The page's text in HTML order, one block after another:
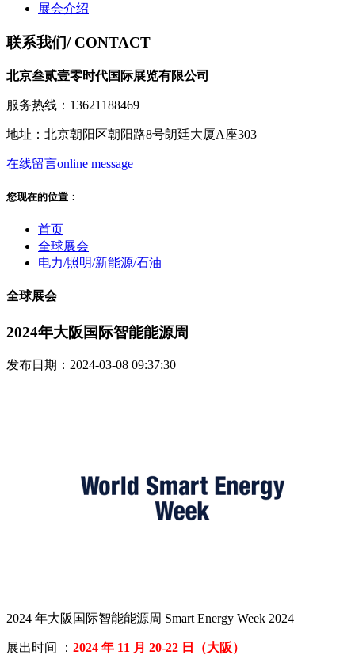
展会介绍
联系我们/ CONTACT
北京叁贰壹零时代国际展览有限公司
服务热线：13621188469
地址：北京朝阳区朝阳路8号朗廷大厦A座303
在线留言online message
您现在的位置：
首页
全球展会
电力/照明/新能源/石油
全球展会
2024年大阪国际智能能源周
发布日期：2024-03-08 09:37:30
2024 年大阪国际智能能源周 Smart Energy Week 2024
展出时间 ： 2024 年 11 月 20-22 日（大阪）